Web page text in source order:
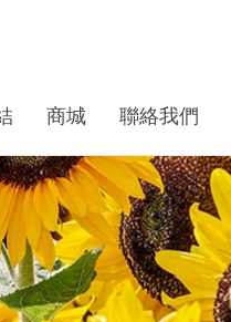
商城 聯絡我們